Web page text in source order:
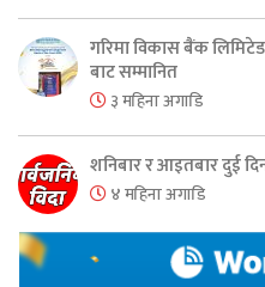
गरिमा विकास बैंक
बाट सम्मानित
३ महिना अगाडि
शनिबार र आइतबार दुई
४ महिना अगाडि